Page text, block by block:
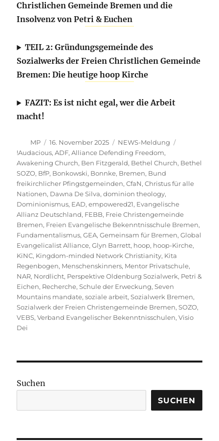
Christlichen Gemeinde Bremen und die
Insolvenz von Petri & Euchen
TEIL 2: Gründungsgemeinde des
Sozialwerks der Freien Christlichen Gemeinde
Bremen: Die heutige hoop Kirche
FAZIT: Es ist nicht egal, wer die Arbeit
macht!
Autor
MP
Veröffentlicht
am
16. November 2025 Kategorien
NEWS-Meldung
Schlagwörter
!Audacious,ADF,Alliance Defending Freedom,
Awakening Church, Ben Fitzgerald, Bethel Church, Bethel
SOZO, BfP, Bonkowski, Bonnke, Bremen, Bund
freikirchlicher Pfingstgemeinden,CfaN,Christus für alle
Nationen, Dawna De Silva,dominion theology,
Dominionismus, EAD,empowered21, Evangelische
Allianz Deutschland, FEBB, Freie Christengemeinde
Bremen, Freien Evangelische Bekenntnisschule Bremen,
Fundamentalismus,GEA,Gemeinsam für Bremen,Global
Evangelicalist Alliance,Glyn Barrett, hoop, hoop-Kirche,
KiNC, Kingdom-minded Network Christianity, Kita
Regenbogen, Menschenskinners, Mentor Privatschule,
NAR, Nordlicht, Perspektive Oldenburg Sozialwerk, Petri &
Eichen, Recherche,Schule der Erweckung,Seven
Mountains mandate,soziale arbeit,Sozialwerk Bremen,
Sozialwerk der Freien Christengemeinde Bremen,SOZO,
VEBS,Verband Evangelischer Bekenntnisschulen,Visio
Dei
Suchen
SUCHEN